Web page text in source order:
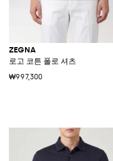
ZEGNA
로고 코튼 폴로 셔츠
₩997,300